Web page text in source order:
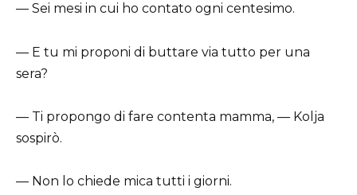
— Sei mesi in cui ho contato ogni centesimo.
— E tu mi proponi di buttare via tutto per una
sera?
— Ti propongo di fare contenta mamma, — Kolja
sospirò.
— Non lo chiede mica tutti i giorni.